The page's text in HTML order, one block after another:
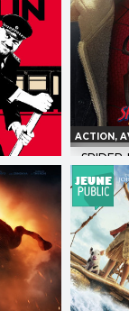
VO TOUT
ACTION,